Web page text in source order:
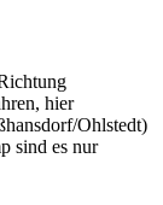
hier
Ohlstedt)
sind es nur